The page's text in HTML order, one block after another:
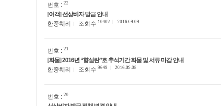
번호 : 22
[여객] 선상비자 발급 안내
한중훼리
조회수 10402 2016.09.09
번호 : 21
[화물] 2016년 “향설란”호 추석기간 화물 및 서류 마감 안내
한중훼리
조회수 9649 2016.09.08
번호 : 20